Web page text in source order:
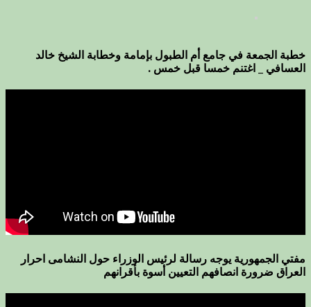
خطبة الجمعة في جامع أم الطبول بإمامة وخطابة الشيخ خالد
العسافي _ اغتنم خمسا قبل خمس .
مفتي الجمهورية يوجه رسالة لرئيس الوزراء حول النشامى احرار
العراق ضرورة انصافهم التعيين أسوة بأقرانهم